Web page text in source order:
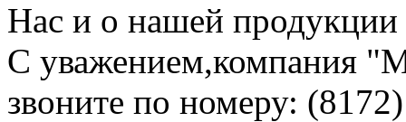
Нас и о нашей
С уважением,компания
звоните по номеру: